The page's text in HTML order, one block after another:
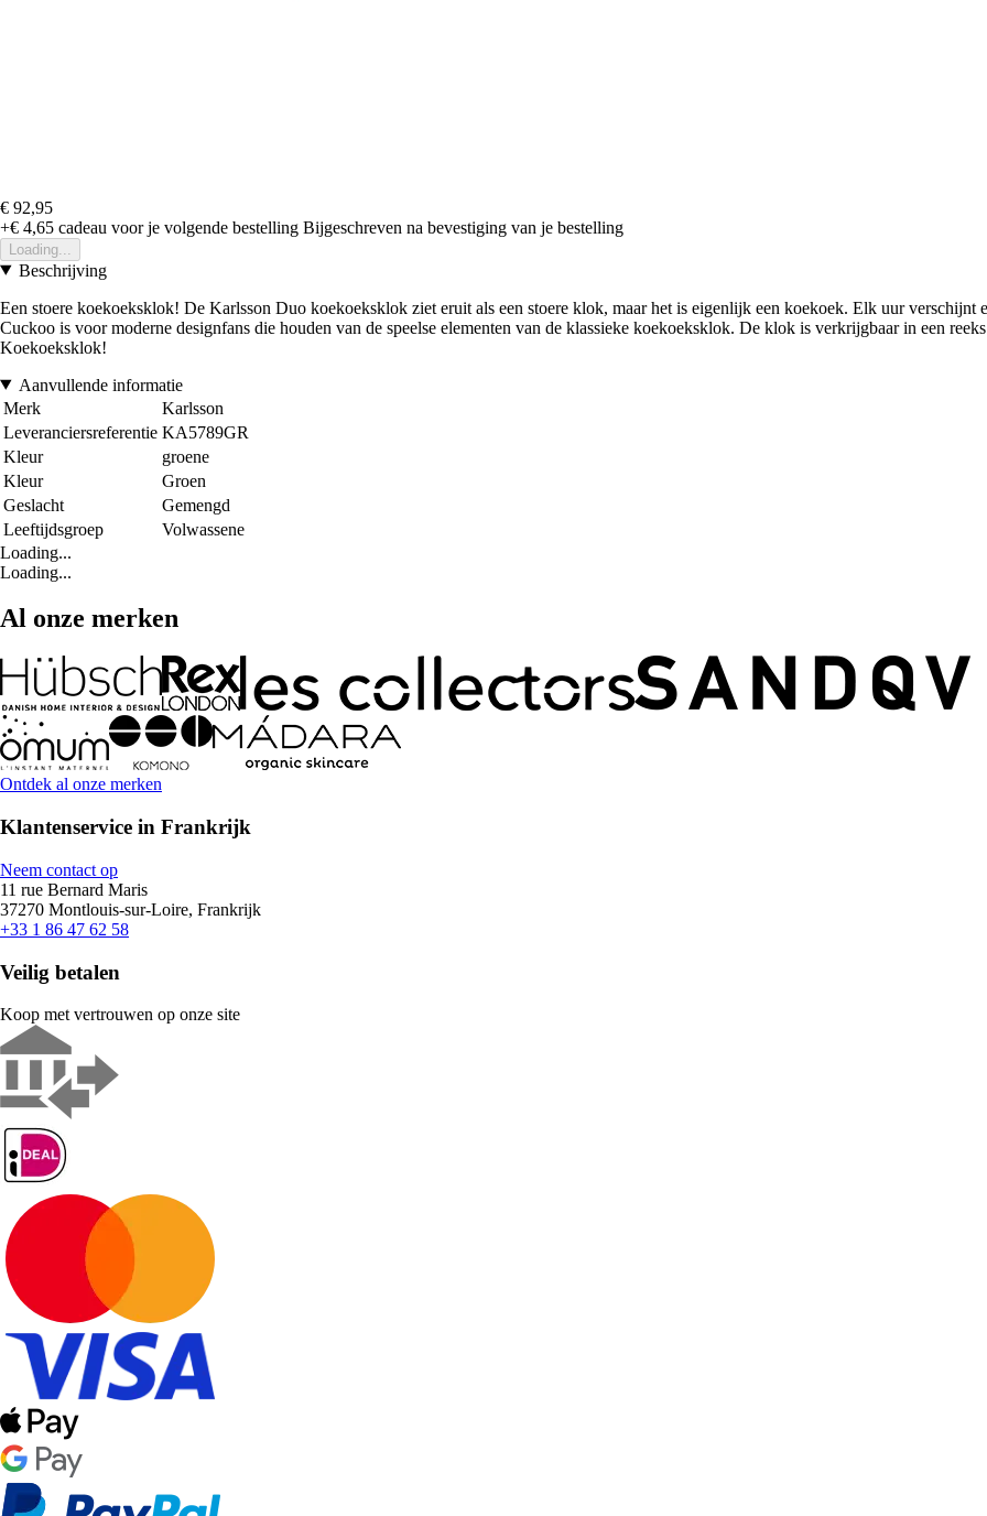
€ 92,95
+€ 4,65 cadeau voor je volgende bestelling Bijgeschreven na bevestiging van je bestelling
Loading...
Beschrijving
Een stoere koekoeksklok! De Karlsson Duo koekoeksklok ziet eruit als een stoere klok, maar het is eigenlijk een koekoek. Elk uur verschijnt
Cuckoo is voor moderne designfans die houden van de speelse elementen van de klassieke koekoeksklok. De klok is verkrijgbaar in een
Koekoeksklok!
Aanvullende informatie
Merk
Karlsson
Leveranciersreferentie KA5789GR
Kleur
groene
Kleur
Groen
Geslacht
Gemengd
Leeftijdsgroep
Volwassene
Loading...
Loading...
Al onze merken
Ontdek al onze merken
Klantenservice in Frankrijk
Neem contact op
11 rue Bernard Maris
37270 Montlouis-sur-Loire, Frankrijk
+33 1 86 47 62 58
Veilig betalen
Koop met vertrouwen op onze site